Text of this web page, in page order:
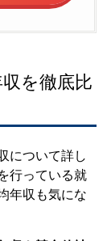
を徹底比
について詳し
行っている就
年収も気にな